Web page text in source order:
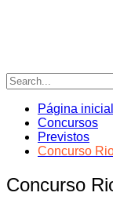
Página inicial
Concursos
Previstos
Concurso
Concurso